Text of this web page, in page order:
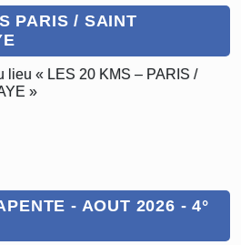
PARIS / SAINT
lieu « LES 20 KMS – PARIS /
»
- AOUT 2026 - 4°